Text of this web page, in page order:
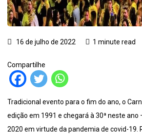
16 de julho de 2022 1 minute read
Compartilhe
Tradicional evento para o fim do ano, o
edição em 1991 e chegará à 30ª neste ano
2020 em virtude da pandemia de covid-19.